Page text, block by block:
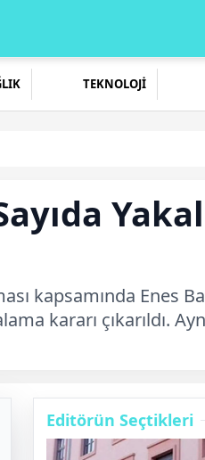
TEKNOLOJİ
kapsamında Enes
kararı çıkarıldı.
Editörün Seçtikleri